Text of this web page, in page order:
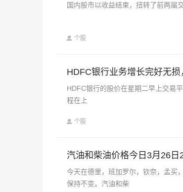
国内股市以收益结束，扭转了前两届
个股
HDFC银行业务增长完好无
HDFC银行的股价在星期二早上交易
程在上
个股
汽油和柴油价格今日3月26
今天在德里，班加罗尔，钦奈，孟买
保持不变。汽油和柴